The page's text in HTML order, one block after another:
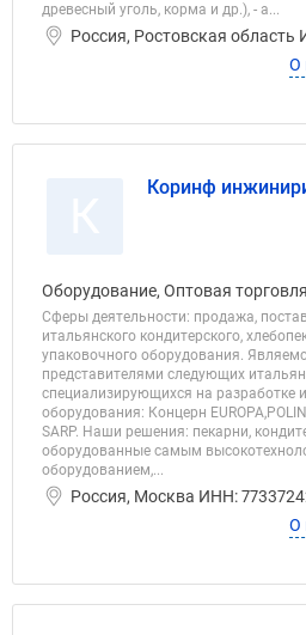
древесный уголь, корма и др.), - а...
Россия, Ростовская область
О
Коринф
Оборудование, Оптовая
Сферы деятельности: продажа,
итальянского кондитерского,
упаковочного оборудования.
представителями следующих
специализирующихся на разработке
оборудования: Концерн
SARP. Наши решения: пекарни,
оборудованные самым
оборудованием,...
Россия, Москва ИНН:
О